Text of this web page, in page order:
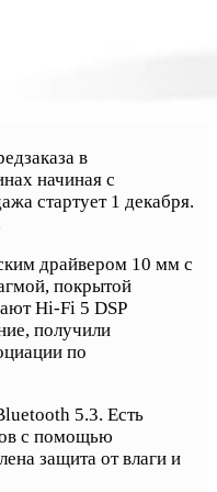
в
начиная с
стартует 1 декабря.
драйвером 10 мм с
покрытой
Hi-Fi 5 DSP
получили
по
5.3. Есть
с помощью
защита от влаги и